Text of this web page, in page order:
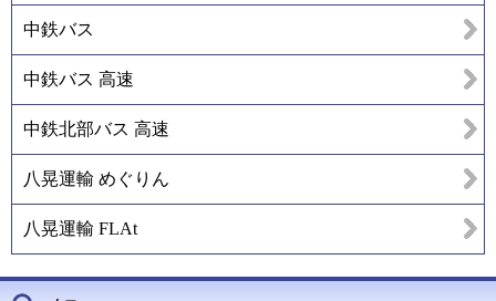
中鉄バス
中鉄バス 高速
中鉄北部バス 高速
八晃運輸 めぐりん
八晃運輸 FLAt